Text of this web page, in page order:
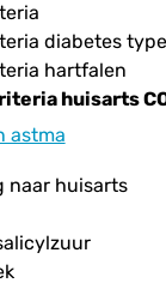
diabetes
hartfalen
huisarts
astma
naar huisarts